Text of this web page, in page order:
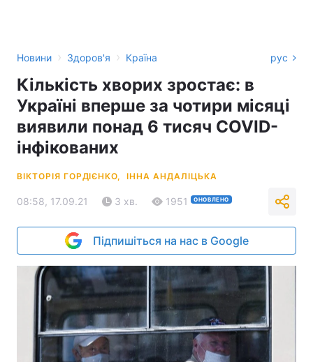
Новини › Здоров'я › Країна рус
Кількість хворих зростає: в
Україні вперше за чотири місяці
виявили понад 6 тисяч COVID-
інфікованих
ВІКТОРІЯ ГОРДІЄНКО, ІННА АНДАЛІЦЬКА
08:58, 17.09.21 3 хв. 1951 ОНОВЛЕНО
Підпишіться на нас в Google